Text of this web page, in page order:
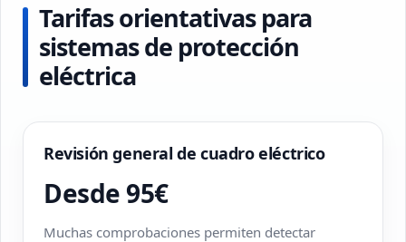
Tarifas orientativas para
sistemas de protección
eléctrica
Revisión general de cuadro eléctrico
Desde 95€
Muchas comprobaciones permiten detectar